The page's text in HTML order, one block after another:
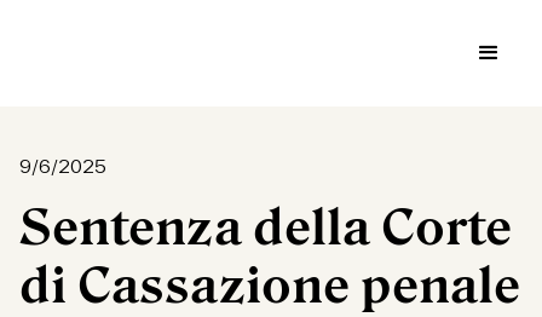
9/6/2025
Sentenza della Corte
di Cassazione penale